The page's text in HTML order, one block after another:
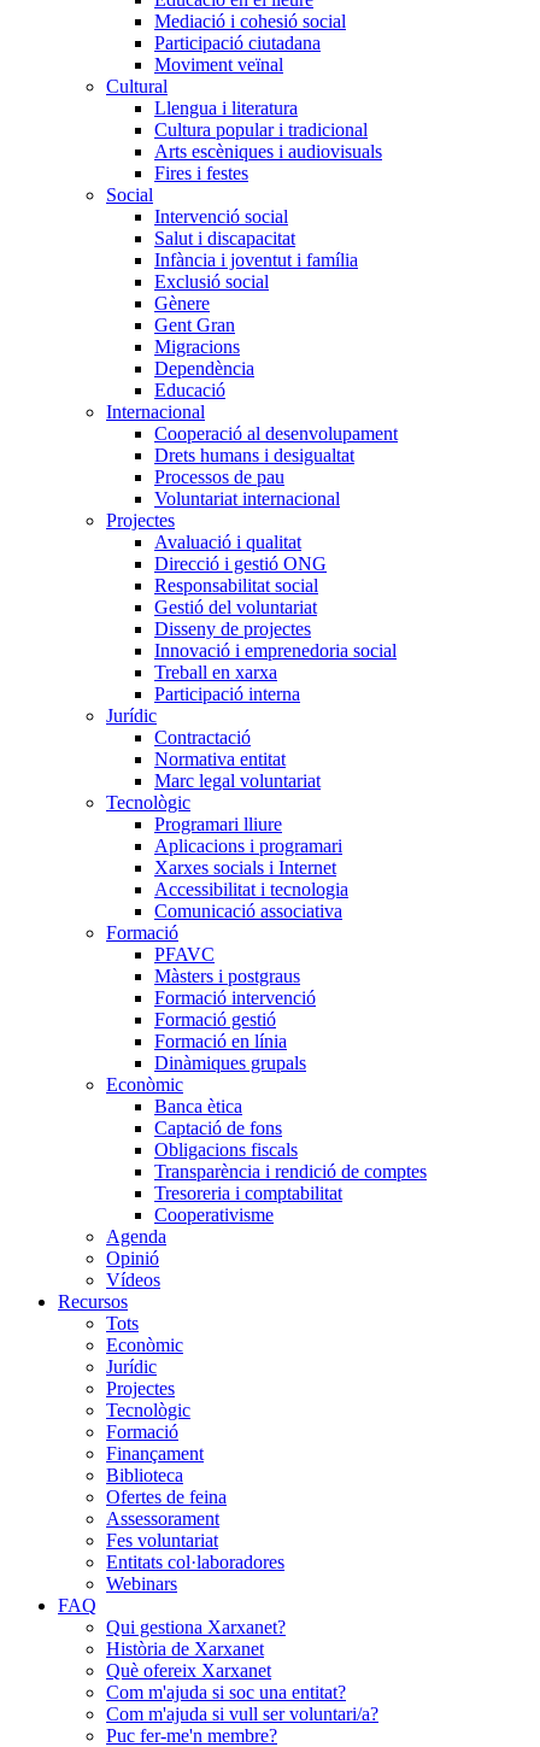
Mediació i cohesió social
Participació ciutadana
Moviment veïnal
Cultural
Llengua i literatura
Cultura popular i tradicional
Arts escèniques i audiovisuals
Fires i festes
Social
Intervenció social
Salut i discapacitat
Infància i joventut i família
Exclusió social
Gènere
Gent Gran
Migracions
Dependència
Educació
Internacional
Cooperació al desenvolupament
Drets humans i desigualtat
Processos de pau
Voluntariat internacional
Projectes
Avaluació i qualitat
Direcció i gestió ONG
Responsabilitat social
Gestió del voluntariat
Disseny de projectes
Innovació i emprenedoria social
Treball en xarxa
Participació interna
Jurídic
Contractació
Normativa entitat
Marc legal voluntariat
Tecnològic
Programari lliure
Aplicacions i programari
Xarxes socials i Internet
Accessibilitat i tecnologia
Comunicació associativa
Formació
PFAVC
Màsters i postgraus
Formació intervenció
Formació gestió
Formació en línia
Dinàmiques grupals
Econòmic
Banca ètica
Captació de fons
Obligacions fiscals
Transparència i rendició de comptes
Tresoreria i comptabilitat
Cooperativisme
Agenda
Opinió
Vídeos
Recursos
Tots
Econòmic
Jurídic
Projectes
Tecnològic
Formació
Finançament
Biblioteca
Ofertes de feina
Assessorament
Fes voluntariat
Entitats col·laboradores
Webinars
FAQ
Qui gestiona Xarxanet?
Història de Xarxanet
Què ofereix Xarxanet
Com m'ajuda si soc una entitat?
Com m'ajuda si vull ser voluntari/a?
Puc fer-me'n membre?